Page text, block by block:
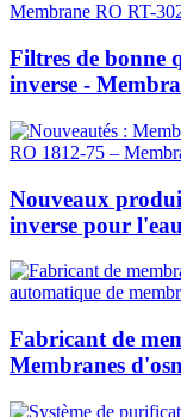
Filtres de bonne
inverse -
Nouveaux
inverse pour
Fabricant de
Membranes